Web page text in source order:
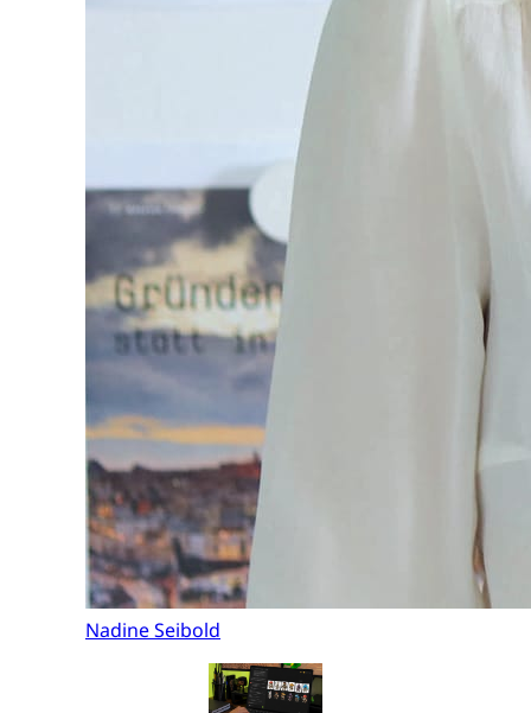
Nadine Seibold